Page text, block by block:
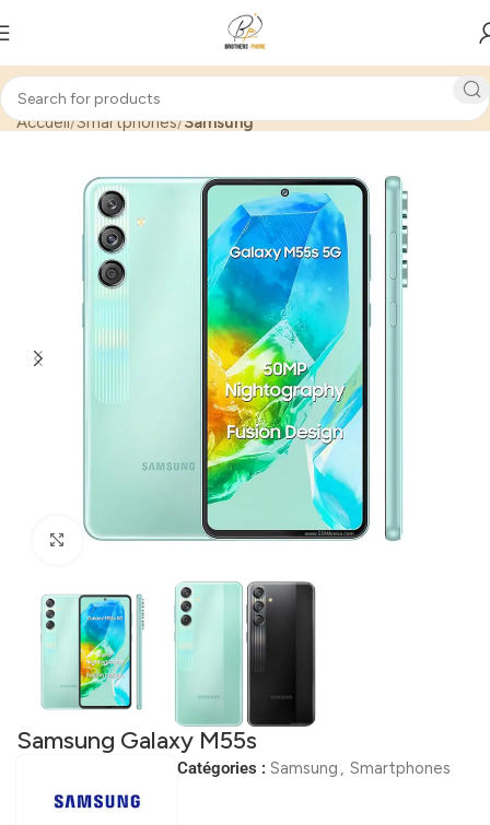
Accueil Smartphones Samsung
Click to enlarge
Samsung Galaxy M55s
Catégories : Samsung , Smartphones